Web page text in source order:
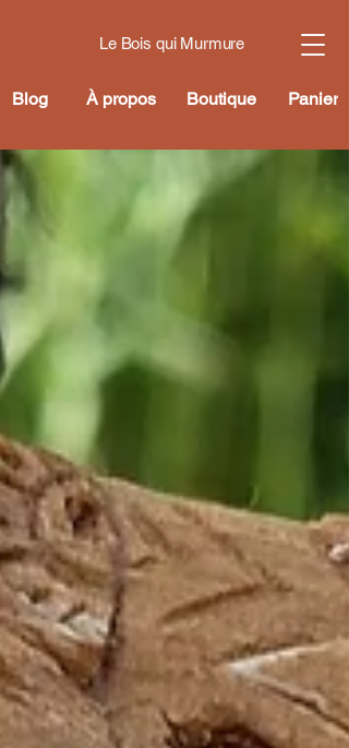
Le Bois qui Murmure
Blog À propos Boutique Panier